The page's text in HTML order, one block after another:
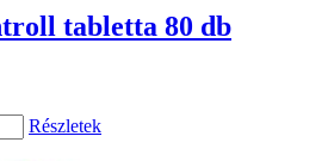
tabletta 80 db
Részletek